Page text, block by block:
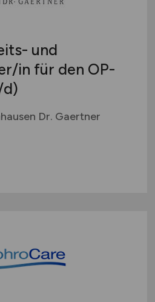
und
in für den OP-
Dr. Gaertner